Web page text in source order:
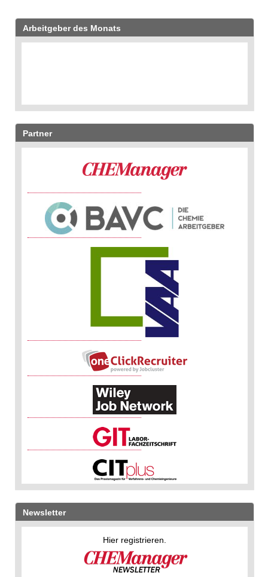
Arbeitgeber des Monats
Partner
Newsletter
Hier registrieren.